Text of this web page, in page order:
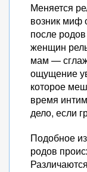
Меняется
возник миф
после
женщин
мам —
ощущение
которое
время
дело, если
Подобное
родов